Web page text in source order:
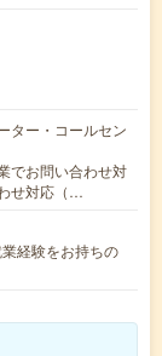
ター・コールセン
でお問い合わせ対
せ対応（…
経験をお持ちの